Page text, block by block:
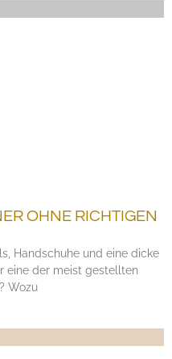
OHNE RICHTIGEN
Handschuhe und eine dicke
eine der meist gestellten
Wozu